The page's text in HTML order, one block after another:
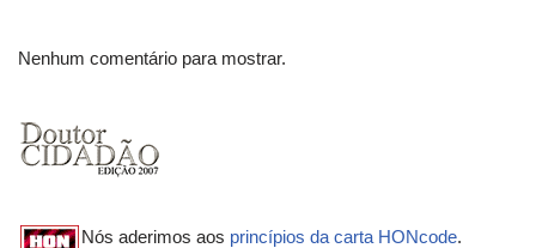
Nenhum comentário para mostrar.
Nós aderimos aos princípios da carta HONcode.